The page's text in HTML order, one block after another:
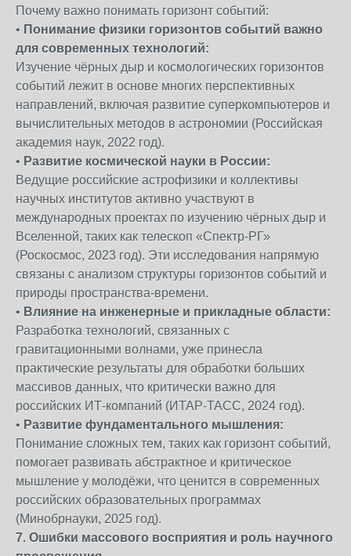
Почему важно понимать горизонт событий:
• Понимание физики горизонтов событий важно
для современных технологий:
Изучение чёрных дыр и космологических горизонтов
событий лежит в основе многих перспективных
направлений, включая развитие суперкомпьютеров и
вычислительных методов в астрономии (Российская
академия наук, 2022 год).
• Развитие космической науки в России:
Ведущие российские астрофизики и коллективы
научных институтов активно участвуют в
международных проектах по изучению чёрных дыр и
Вселенной, таких как телескоп «Спектр-РГ»
(Роскосмос, 2023 год). Эти исследования напрямую
связаны с анализом структуры горизонтов событий и
природы пространства-времени.
• Влияние на инженерные и прикладные области:
Разработка технологий, связанных с
гравитационными волнами, уже принесла
практические результаты для обработки больших
массивов данных, что критически важно для
российских ИТ-компаний (ИТАР-ТАСС, 2024 год).
• Развитие фундаментального мышления:
Понимание сложных тем, таких как горизонт событий,
помогает развивать абстрактное и критическое
мышление у молодёжи, что ценится в современных
российских образовательных программах
(Минобрнауки, 2025 год).
7. Ошибки массового восприятия и роль научного